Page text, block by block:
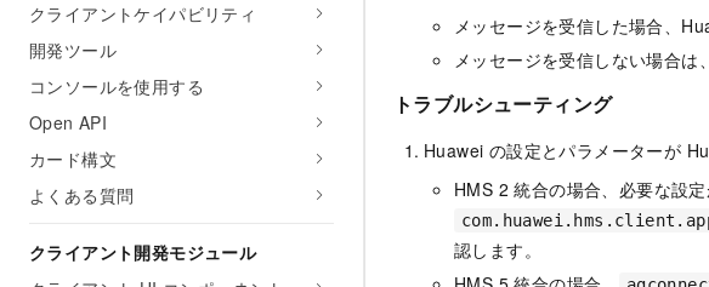
クライアントケイパビリティ
開発ツール
コンソールを使用する
Open API
カード構文
よくある質問
クライアント開発モジュール
メッセージを受信した場合、
メッセージを受信しない場合は
トラブルシューティング
Huawei の設定とパラメーターが
HMS 2 統合の場合、必要な設
認します。